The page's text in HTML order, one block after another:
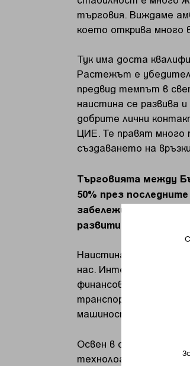
търговия. Виждаме
което открива много
Тук има доста
Растежът е
предвид темпът в
наистина се развива
добрите лични
ЦИЕ. Те правят много
създаването на
Търговията между
50% през
забележителен
развитие?
Наистина се радваме
нас. Интересното е,
финансови и
транспорт.
машиностроенето и
Освен в областта на
технологичния